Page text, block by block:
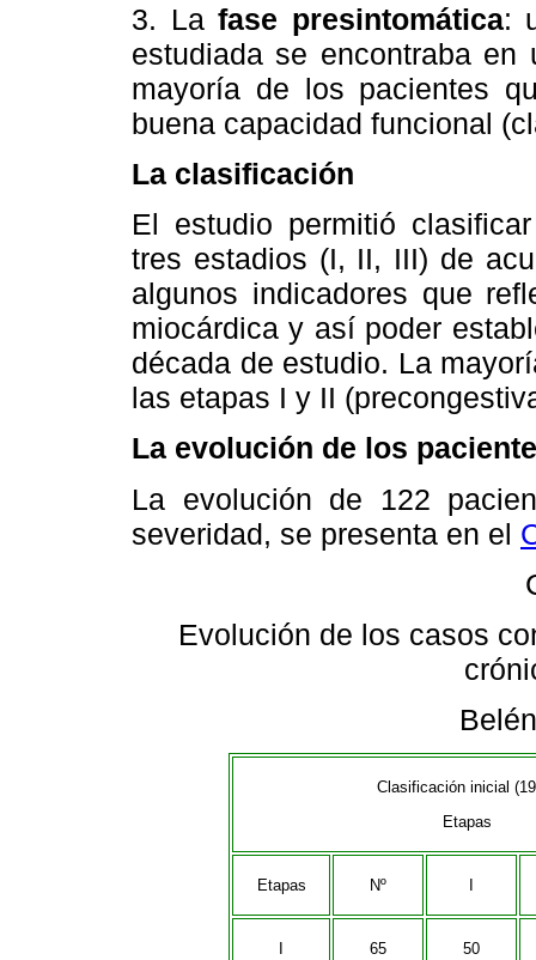
3. Lafase presintomática:
estudiada se encontraba
mayoría de los pacientes
buena capacidad funcional
La clasificación
El estudio permitió
tres estadios (I, II, III) de
algunos indicadores que
miocárdica y así poder
década de estudio. La
las etapas I y II
La evolución de los
La evolución de 122
severidad, se presenta en el
Evolución de los casos
Clasificación inicial
Etapas
Etapas Nº
65 50